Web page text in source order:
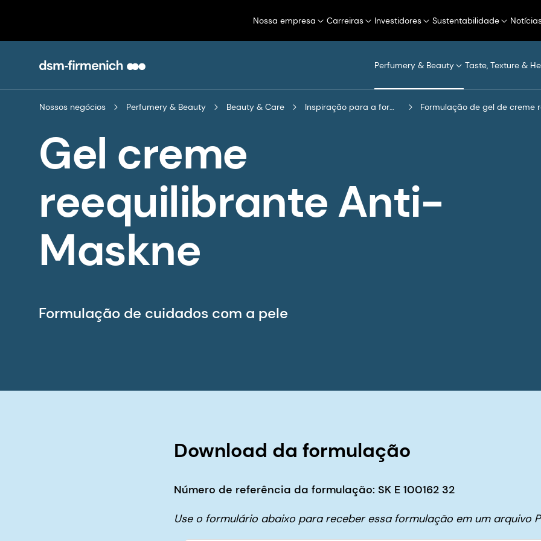
Nossa empresa Carreiras Investidores Sustentabilidade
Perfumery & Beauty Taste, Texture &
Nossos negócios Perfumery & Beauty Beauty & Care Inspiração para a formulação Formulação de gel de creme
Gel creme
reequilibrante Anti-
Maskne
Formulação de cuidados com a pele
Download da formulação
Número de referência da formulação: SK E 100162 32
Use o formulário abaixo para receber essa formulação em um arquivo